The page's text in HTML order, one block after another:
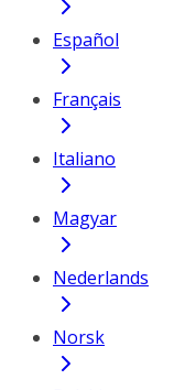
Español
Français
Italiano
Magyar
Nederlands
Norsk